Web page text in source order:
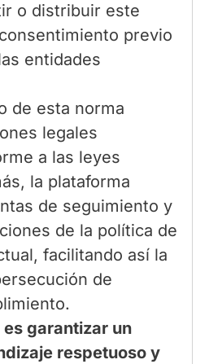
o distribuir este
previo
entidades
de esta norma
legales
a las leyes
la plataforma
de seguimiento y
de la política de
facilitando así la
de
garantizar un
respetuoso y